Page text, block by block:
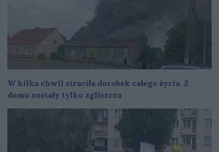
W kilka chwil straciła dorobek całego życia. Z
domu zostały tylko zgliszcza